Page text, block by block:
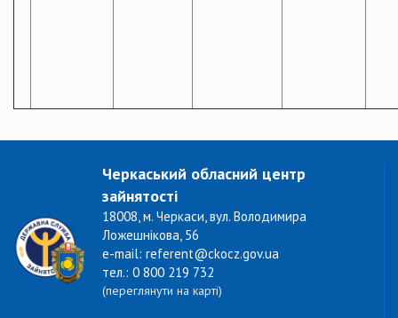
Черкаський обласний центр
зайнятості
18008, м. Черкаси, вул. Володимира
Ложешнікова, 56
e-mail: referent@ckocz.gov.ua
тел.: 0 800 219 732
(переглянути на карті)